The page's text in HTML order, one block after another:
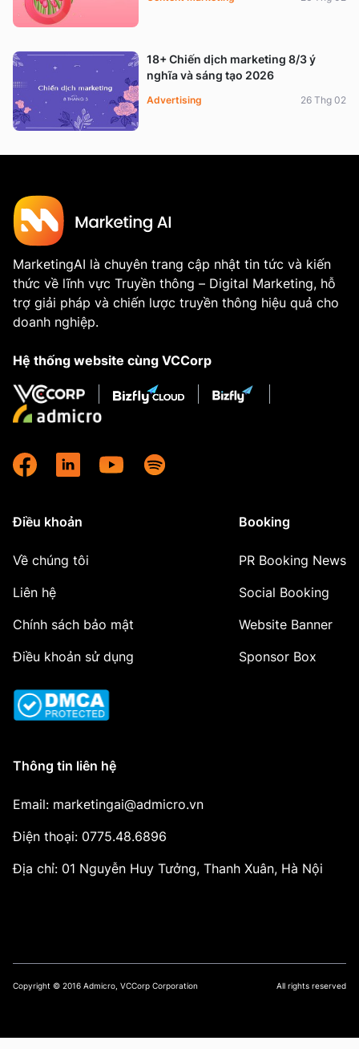
18+ Chiến dịch marketing 8/3 ý
nghĩa và sáng tạo 2026
Advertising 26 Thg 02
MarketingAI là chuyên trang cập nhật tin tức và kiến
thức về lĩnh vực Truyền thông – Digital Marketing, hỗ
trợ giải pháp và chiến lược truyền thông hiệu quả cho
doanh nghiệp.
Hệ thống website cùng VCCorp
Điều khoản
Về chúng tôi
Liên hệ
Chính sách bảo mật
Điều khoản sử dụng
Booking
PR Booking News
Social Booking
Website Banner
Sponsor Box
Thông tin liên hệ
Email: marketingai@admicro.vn
Điện thoại: 0775.48.6896
Địa chỉ: 01 Nguyễn Huy Tưởng, Thanh Xuân, Hà Nội
Copyright © 2016 Admicro, VCCorp Corporation All rights reserved